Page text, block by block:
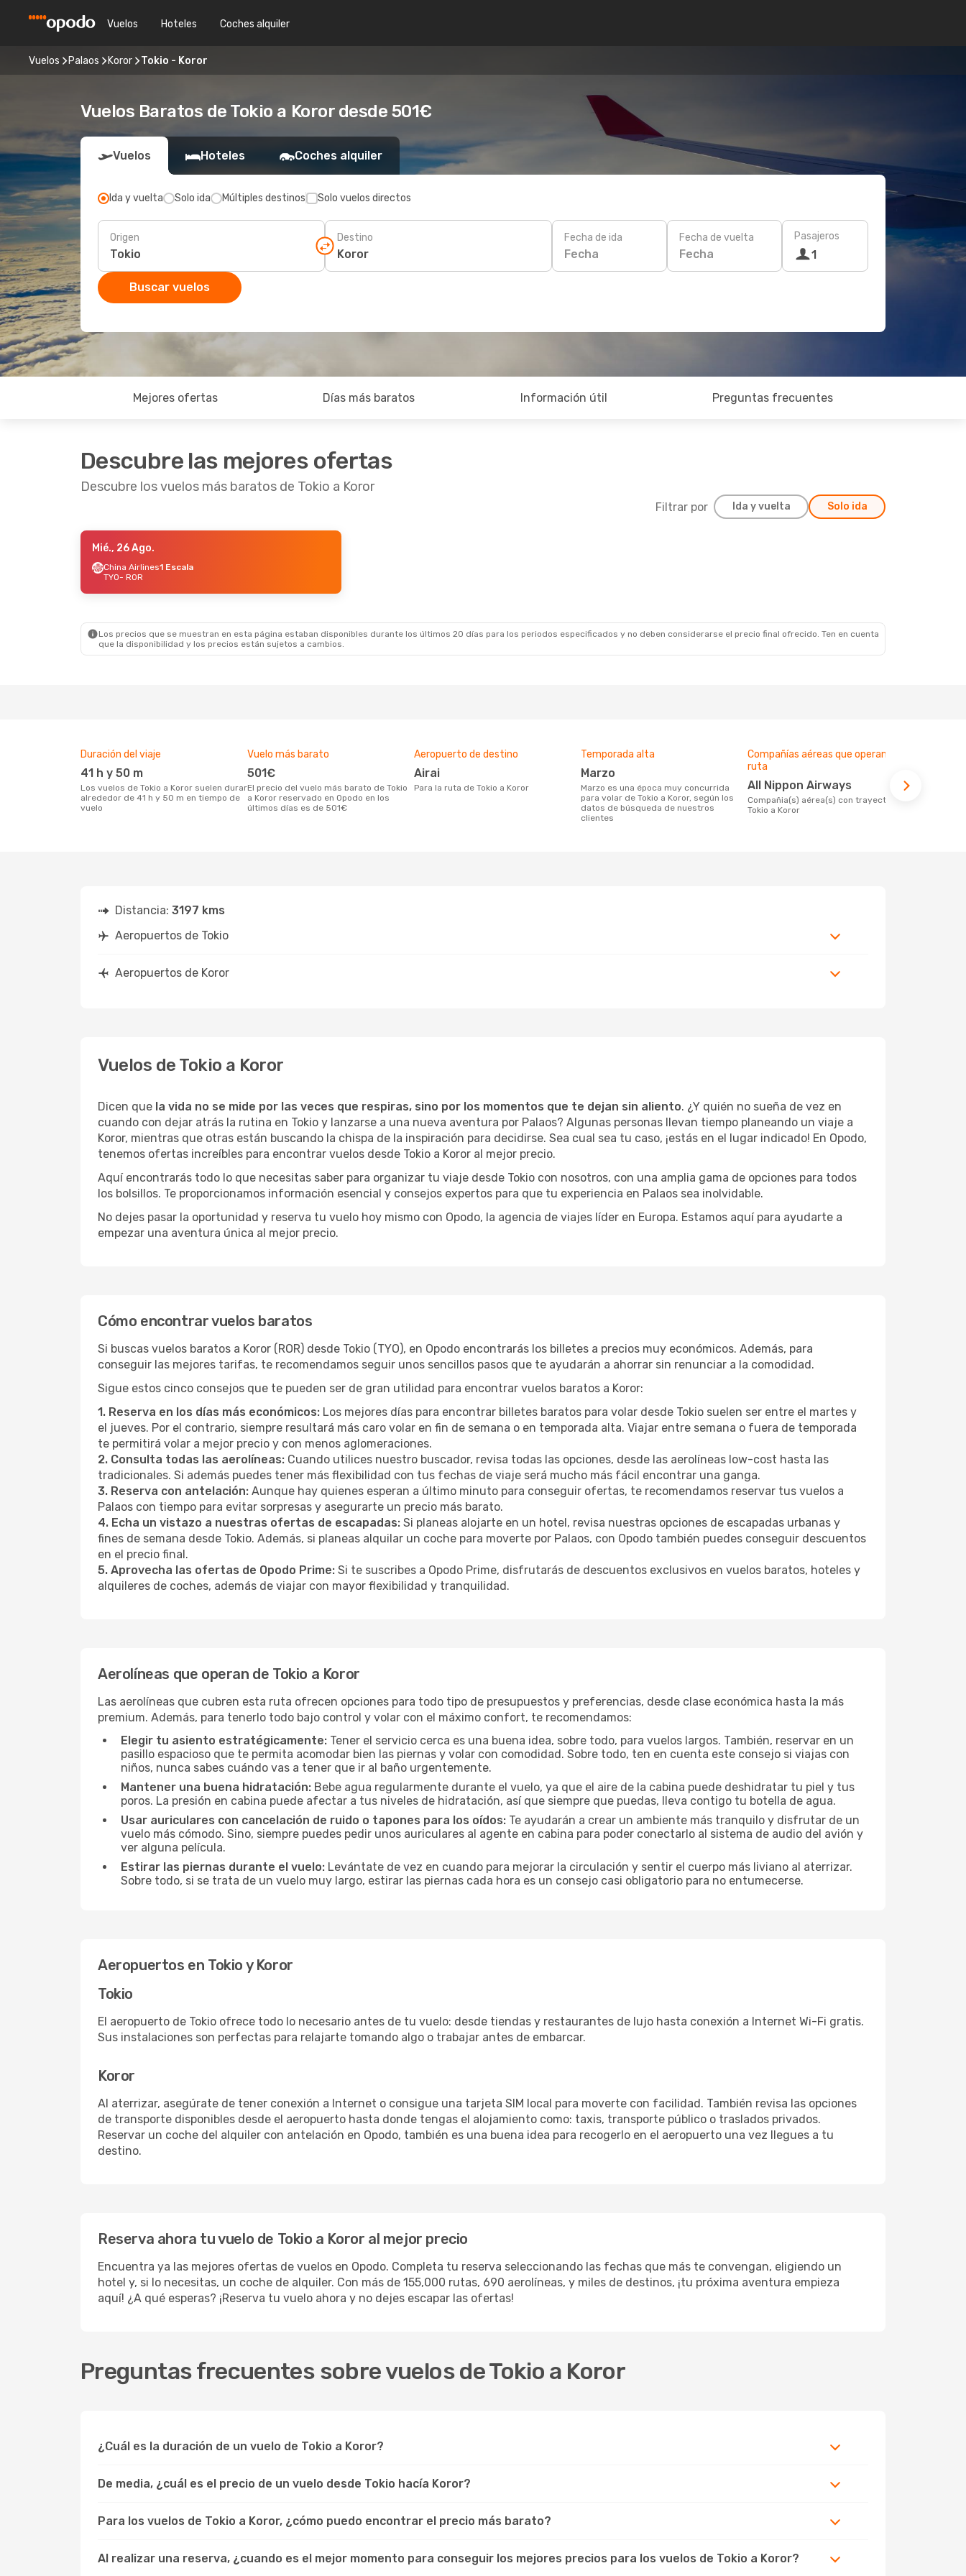
Vuelos Hoteles Coches alquiler
Vuelos Palaos Koror Tokio - Koror
Vuelos Baratos de Tokio a Koror desde 501€
Vuelos Hoteles Coches alquiler
Ida y vuelta Solo ida Múltiples destinos Solo vuelos directos
Origen Destino Fecha de ida
Fecha
Fecha de vuelta
Fecha
Pasajeros
1
Buscar vuelos
Mejores ofertas Días más baratos Información útil Preguntas frecuentes
Descubre las mejores ofertas
Descubre los vuelos más baratos de Tokio a Koror
Filtrar por Ida y vuelta Solo ida
- Jue., 27 Ago.
1 Escala
Mié., 26 Ago.
China Airlines1 Escala
TYO- ROR
Los precios que se muestran en esta página estaban disponibles durante los últimos 20 días para los periodos especificados y no deben considerarse el precio final ofrecido. Ten en cuenta
que la disponibilidad y los precios están sujetos a cambios.
Duración del viaje
41 h y 50 m
Los vuelos de Tokio a Koror suelen durar
alrededor de 41 h y 50 m en tiempo de
vuelo
Vuelo más barato
501€
El precio del vuelo más barato de Tokio
a Koror reservado en Opodo en los
últimos días es de 501€
Aeropuerto de destino
Airai
Para la ruta de Tokio a Koror
Temporada alta
marzo
marzo es una época muy concurrida
para volar de Tokio a Koror, según los
datos de búsqueda de nuestros
clientes
Compañías aéreas que operan esta
ruta
All Nippon Airways
Compañia(s) aérea(s) con trayectos de
Tokio a Koror
Distancia: 3197 kms
Aeropuertos de Tokio
Aeropuertos de Koror
Vuelos de Tokio a Koror
Dicen que la vida no se mide por las veces que respiras, sino por los momentos que te dejan sin aliento. ¿Y quién no sueña de vez en
cuando con dejar atrás la rutina en Tokio y lanzarse a una nueva aventura por Palaos? Algunas personas llevan tiempo planeando un viaje a
Koror, mientras que otras están buscando la chispa de la inspiración para decidirse. Sea cual sea tu caso, ¡estás en el lugar indicado! En Opodo,
tenemos ofertas increíbles para encontrar vuelos desde Tokio a Koror al mejor precio.
Aquí encontrarás todo lo que necesitas saber para organizar tu viaje desde Tokio con nosotros, con una amplia gama de opciones para todos
los bolsillos. Te proporcionamos información esencial y consejos expertos para que tu experiencia en Palaos sea inolvidable.
No dejes pasar la oportunidad y reserva tu vuelo hoy mismo con Opodo, la agencia de viajes líder en Europa. Estamos aquí para ayudarte a
empezar una aventura única al mejor precio.
Cómo encontrar vuelos baratos
Si buscas vuelos baratos a Koror (ROR) desde Tokio (TYO), en Opodo encontrarás los billetes a precios muy económicos. Además, para
conseguir las mejores tarifas, te recomendamos seguir unos sencillos pasos que te ayudarán a ahorrar sin renunciar a la comodidad.
Sigue estos cinco consejos que te pueden ser de gran utilidad para encontrar vuelos baratos a Koror:
1. Reserva en los días más económicos: Los mejores días para encontrar billetes baratos para volar desde Tokio suelen ser entre el martes y
el jueves. Por el contrario, siempre resultará más caro volar en fin de semana o en temporada alta. Viajar entre semana o fuera de temporada
te permitirá volar a mejor precio y con menos aglomeraciones.
2. Consulta todas las aerolíneas: Cuando utilices nuestro buscador, revisa todas las opciones, desde las aerolíneas low-cost hasta las
tradicionales. Si además puedes tener más flexibilidad con tus fechas de viaje será mucho más fácil encontrar una ganga.
3. Reserva con antelación: Aunque hay quienes esperan a último minuto para conseguir ofertas, te recomendamos reservar tus vuelos a
Palaos con tiempo para evitar sorpresas y asegurarte un precio más barato.
4. Echa un vistazo a nuestras ofertas de escapadas: Si planeas alojarte en un hotel, revisa nuestras opciones de escapadas urbanas y
fines de semana desde Tokio. Además, si planeas alquilar un coche para moverte por Palaos, con Opodo también puedes conseguir descuentos
en el precio final.
5. Aprovecha las ofertas de Opodo Prime: Si te suscribes a Opodo Prime, disfrutarás de descuentos exclusivos en vuelos baratos, hoteles y
alquileres de coches, además de viajar con mayor flexibilidad y tranquilidad.
Aerolíneas que operan de Tokio a Koror
Las aerolíneas que cubren esta ruta ofrecen opciones para todo tipo de presupuestos y preferencias, desde clase económica hasta la más
premium. Además, para tenerlo todo bajo control y volar con el máximo confort, te recomendamos:
Elegir tu asiento estratégicamente: Tener el servicio cerca es una buena idea, sobre todo, para vuelos largos. También, reservar en un
pasillo espacioso que te permita acomodar bien las piernas y volar con comodidad. Sobre todo, ten en cuenta este consejo si viajas con
niños, nunca sabes cuándo vas a tener que ir al baño urgentemente.
Mantener una buena hidratación: Bebe agua regularmente durante el vuelo, ya que el aire de la cabina puede deshidratar tu piel y tus
poros. La presión en cabina puede afectar a tus niveles de hidratación, así que siempre que puedas, lleva contigo tu botella de agua.
Usar auriculares con cancelación de ruido o tapones para los oídos: Te ayudarán a crear un ambiente más tranquilo y disfrutar de un
vuelo más cómodo. Sino, siempre puedes pedir unos auriculares al agente en cabina para poder conectarlo al sistema de audio del avión y
ver alguna película.
Estirar las piernas durante el vuelo: Levántate de vez en cuando para mejorar la circulación y sentir el cuerpo más liviano al aterrizar.
Sobre todo, si se trata de un vuelo muy largo, estirar las piernas cada hora es un consejo casi obligatorio para no entumecerse.
Aeropuertos en Tokio y Koror
Tokio
El aeropuerto de Tokio ofrece todo lo necesario antes de tu vuelo: desde tiendas y restaurantes de lujo hasta conexión a Internet Wi-Fi gratis.
Sus instalaciones son perfectas para relajarte tomando algo o trabajar antes de embarcar.
Koror
Al aterrizar, asegúrate de tener conexión a Internet o consigue una tarjeta SIM local para moverte con facilidad. También revisa las opciones
de transporte disponibles desde el aeropuerto hasta donde tengas el alojamiento como: taxis, transporte público o traslados privados.
Reservar un coche del alquiler con antelación en Opodo, también es una buena idea para recogerlo en el aeropuerto una vez llegues a tu
destino.
Reserva ahora tu vuelo de Tokio a Koror al mejor precio
Encuentra ya las mejores ofertas de vuelos en Opodo. Completa tu reserva seleccionando las fechas que más te convengan, eligiendo un
hotel y, si lo necesitas, un coche de alquiler. Con más de 155,000 rutas, 690 aerolíneas, y miles de destinos, ¡tu próxima aventura empieza
aquí! ¿A qué esperas? ¡Reserva tu vuelo ahora y no dejes escapar las ofertas!
Preguntas frecuentes sobre vuelos de Tokio a Koror
¿Cuál es la duración de un vuelo de Tokio a Koror?
De media, ¿cuál es el precio de un vuelo desde Tokio hacía Koror?
Para los vuelos de Tokio a Koror, ¿cómo puedo encontrar el precio más barato?
Al realizar una reserva, ¿cuando es el mejor momento para conseguir los mejores precios para los vuelos de Tokio a Koror?